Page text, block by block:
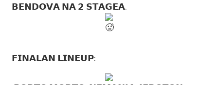
𝗕𝗘𝗡𝗗𝗢𝗩𝗔 𝗡𝗔 𝟮 𝗦𝗧𝗔𝗚𝗘𝗔.
𝗙𝗜𝗡𝗔𝗟𝗔𝗡 𝗟𝗜𝗡𝗘𝗨𝗣: